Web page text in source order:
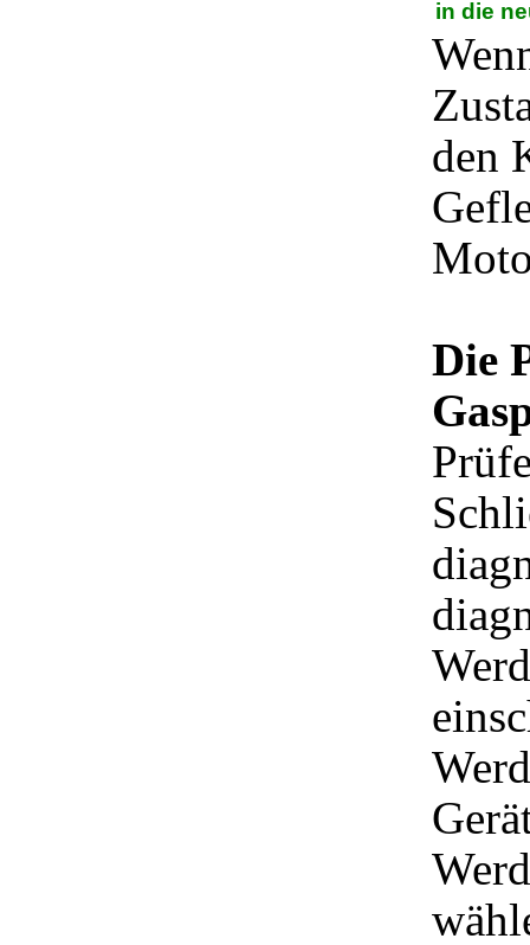
in die
den
Die